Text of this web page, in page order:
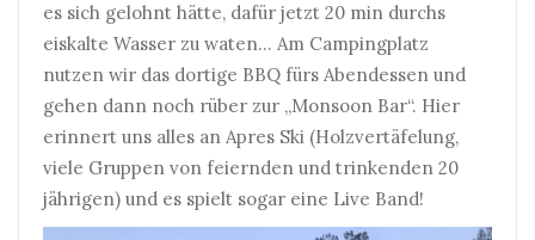
es sich gelohnt hätte, dafür jetzt 20 min durchs
eiskalte Wasser zu waten… Am Campingplatz
nutzen wir das dortige BBQ fürs Abendessen und
gehen dann noch rüber zur „Monsoon Bar“. Hier
erinnert uns alles an Apres Ski (Holzvertäfelung,
viele Gruppen von feiernden und trinkenden 20
jährigen) und es spielt sogar eine Live Band!